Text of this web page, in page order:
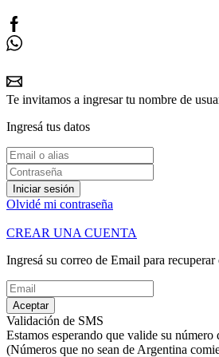
Te invitamos a ingresar tu nombre de
Ingresá tus datos
Iniciar sesión
Olvidé mi contraseña
CREAR UNA CUENTA
Ingresá su correo de Email para recuperar
Aceptar
Validación de SMS
Estamos esperando que valide su
(Números que no sean de Argentina